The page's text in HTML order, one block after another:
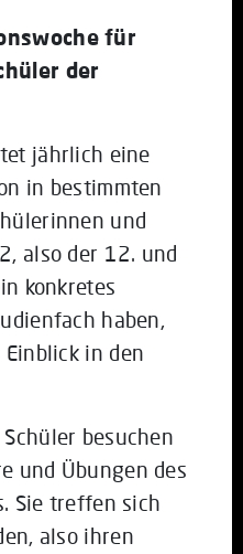
für
der
jährlich eine
in bestimmten
und
also der 12. und
konkretes
haben,
in den
besuchen
und Übungen des
Sie treffen sich
also ihren